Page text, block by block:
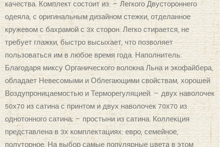
кружевом с бахрамой с 3х сторон. Легко стирается, не
требует глажки, быстро высыхает, что позволяет
пользоваться им в любое время года. Наполнитель:
Благодаря миксу Органического волокна Льна и экофайбера,
обладает Невесомыми и Облегающими свойствам, хорошей
Воздупроницаемостью и Терморегуляцией. — двух наволочек
50х70 из сатина с принтом и двух наволочек 70х70 из
однотонного сатина; — простыни из сатина. Коллекция
представлена в 3х комплектациях: евро, семейное,
полуторное. На выбор самые популярные цвета в этом
сезоне. Упаковано в фирменную коробку KAZANOV.A.с PVC